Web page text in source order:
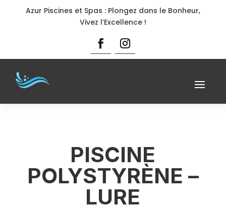
Azur Piscines et Spas : Plongez dans le Bonheur,
Vivez l’Excellence !
PISCINE
POLYSTYRÈNE –
LURE